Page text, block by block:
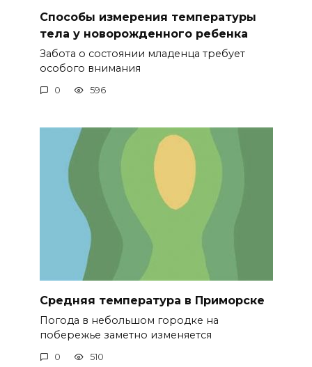
Способы измерения температуры
тела у новорожденного ребенка
Забота о состоянии младенца требует
особого внимания
0 596
Средняя температура в Приморске
Погода в небольшом городке на
побережье заметно изменяется
0 510